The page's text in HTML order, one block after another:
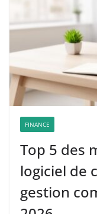
FINANCE
Top 5 des
logiciel de
gestion